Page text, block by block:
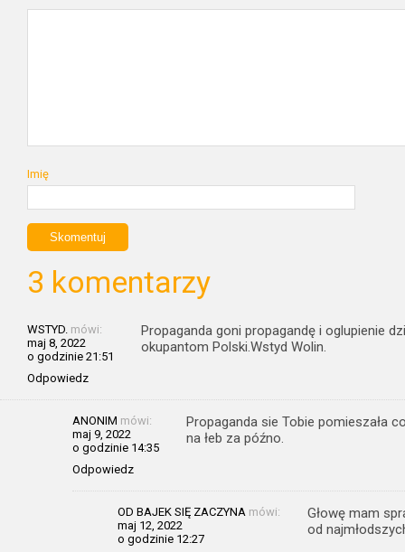
Imię
3 komentarzy
WSTYD. mówi:
maj 8, 2022
o godzinie 21:51
Odpowiedz
Propaganda goni propagandę i oglupienie
okupantom Polski.Wstyd Wolin.
ANONIM mówi:
maj 9, 2022
o godzinie 14:35
Odpowiedz
Propaganda sie Tobie pomieszała
na łeb za późno.
OD BAJEK SIĘ ZACZYNA mówi:
maj 12, 2022
o godzinie 12:27
Głowę mam
od